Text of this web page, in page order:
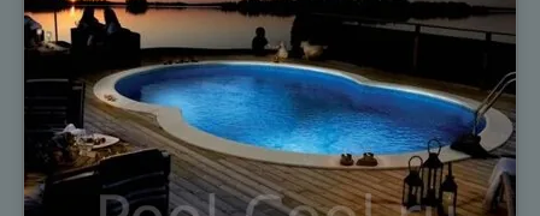
- толщина 0.6 мм
- цвет синий
Этот чашковый пакет подойдет к любым немецким
бассейнам точно такого размера.
Чашковый пакет с накидным кантом: